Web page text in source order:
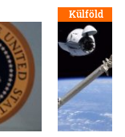
Külföld